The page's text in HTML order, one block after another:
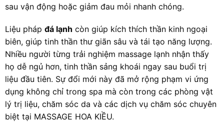
sau vận động hoặc giảm đau mỏi nhanh chóng.
Liệu pháp đá lạnh còn giúp kích thích thần kinh ngoại
biên, giúp tinh thần thư giãn sâu và tái tạo năng lượng.
Nhiều người từng trải nghiệm massage lạnh nhận thấy
họ dễ ngủ hơn, tinh thần sảng khoái ngay sau buổi trị
liệu đầu tiên. Sự đổi mới này đã mở rộng phạm vi ứng
dụng không chỉ trong spa mà còn trong các phòng vật
lý trị liệu, chăm sóc da và các dịch vụ chăm sóc chuyên
biệt tại MASSAGE HOA KIỀU.